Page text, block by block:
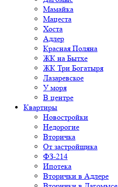
Мамайка
Мацеста
Хоста
Адлер
Красная Поляна
ЖК на Бытхе
ЖК Три Богатыря
Лазаревское
У моря
В центре
Квартиры
Новостройки
Недорогие
Вторичка
От застройщика
ФЗ-214
Ипотека
Вторички в Адлере